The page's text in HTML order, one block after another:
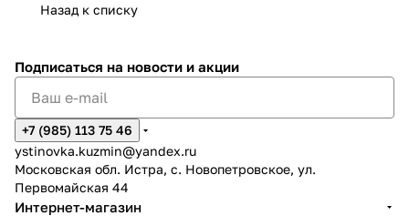
Назад к списку
Подписаться на новости и акции
+7 (985) 113 75 46
ystinovka.kuzmin@yandex.ru
Московская обл. Истра, с. Новопетровское, ул.
Первомайская 44
Интернет-магазин